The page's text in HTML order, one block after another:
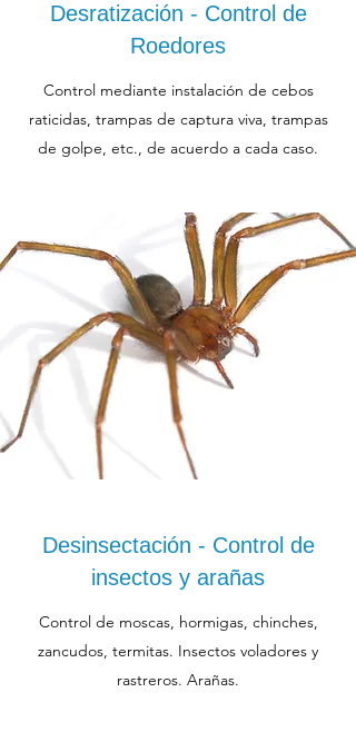
Desratización - Control de
Roedores
Control mediante instalación de cebos
raticidas, trampas de captura viva, trampas
de golpe, etc., de acuerdo a cada caso.
Desinsectación - Control de
insectos y arañas
Control de moscas, hormigas, chinches,
zancudos, termitas. Insectos voladores y
rastreros. Arañas.